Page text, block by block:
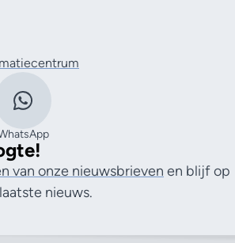
van onze nieuwsbrieven en blijf op
nieuws.